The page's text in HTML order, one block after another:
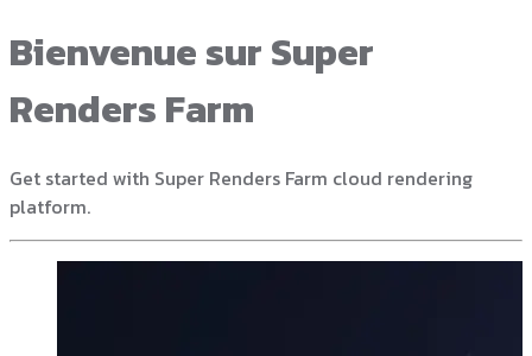
Bienvenue sur Super
Renders Farm
Get started with Super Renders Farm cloud rendering
platform.